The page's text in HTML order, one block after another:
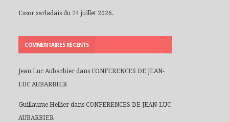
Essor sarladais du 24 juillet 2026.
COMMENTAIRES RÉCENTS
Jean Luc Aubarbier dans CONFERENCES DE JEAN-
LUC AUBARBIER
Guillaume Hellier dans CONFERENCES DE JEAN-LUC
AUBARBIER